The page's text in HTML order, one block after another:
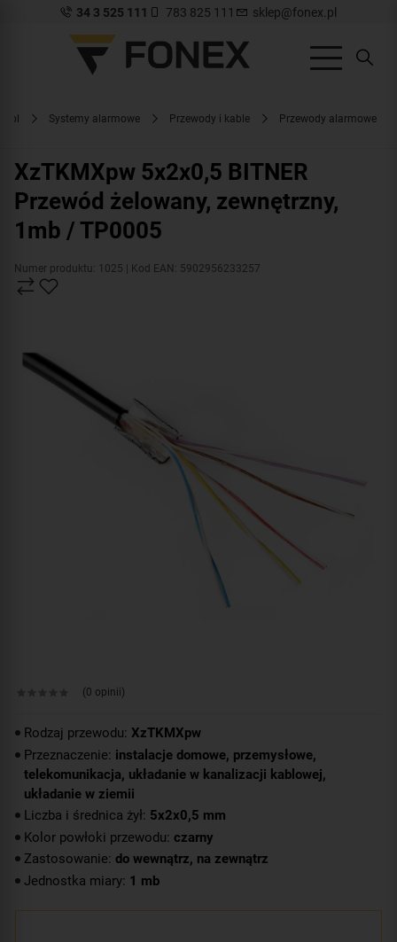
34 3 525 111 783 825 111 sklep@fonex.pl
Systemy alarmowe Przewody i kable Przewody alarmowe
XzTKMXpw 5x2x0,5 BITNER
Przewód żelowany, zewnętrzny,
1mb / TP0005
Numer produktu: 1025 | Kod EAN: 5902956233257
(0 opinii)
Rodzaj przewodu: XzTKMXpw
Przeznaczenie: instalacje domowe, przemysłowe,
telekomunikacja, układanie w kanalizacji kablowej,
układanie w ziemii
Liczba i średnica żył: 5x2x0,5 mm
Kolor powłoki przewodu: czarny
Zastosowanie: do wewnątrz, na zewnątrz
Jednostka miary: 1 mb